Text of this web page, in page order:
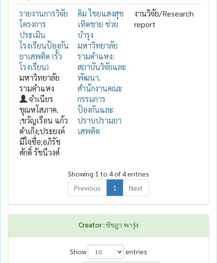
รายงานการวิจัย
โครงการ
ประเมิน
โรงเรียนป้องกัน
ยาเสพติด (รั้ว
โรงเรียน)
มหาวิทยาลัย
รามคำแหง
จำเนียร
ชุณหโสภาค.
;ขวัญเรือน แก้ว
ดำเกิง;ประยงค์
มีใจซื่อ;อภิรัช
ศักดิ์ รัชนีวงศ์
คิม ไชยแสงสุข
เทิดชาย ช่วย
บำรุง
มหาวิทยาลัย
รามคำแหง:
สถาบันวิจัยและ
พัฒนา.
สำนักงานคณะ
กรรมการ
ป้องกันและ
ปราบปรามยา
เสพติด
งานวิจัย/Research
report
Showing 1 to 4 of 4 entries
Previous
1 Next
Creator :ชัชฎา พารุ่ง
Show
entries